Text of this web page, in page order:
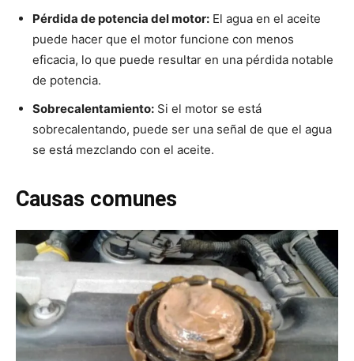
Pérdida de potencia del motor: El agua en el aceite
puede hacer que el motor funcione con menos
eficacia, lo que puede resultar en una pérdida notable
de potencia.
Sobrecalentamiento: Si el motor se está
sobrecalentando, puede ser una señal de que el agua
se está mezclando con el aceite.
Causas comunes